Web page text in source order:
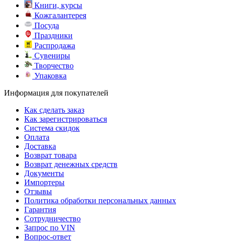
Книги, курсы
Кожгалантерея
Посуда
Праздники
Распродажа
Сувениры
Творчество
Упаковка
Информация для покупателей
Как сделать заказ
Как зарегистрироваться
Система скидок
Оплата
Доставка
Возврат товара
Возврат денежных средств
Документы
Импортеры
Отзывы
Политика обработки персональных данных
Гарантия
Сотрудничество
Запрос по VIN
Вопрос-ответ